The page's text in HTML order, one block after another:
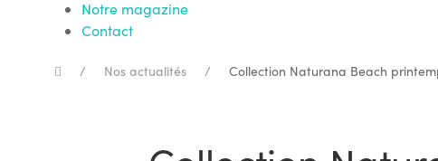
Notre magazine
Contact
Nos actualités Collection Naturana Beach